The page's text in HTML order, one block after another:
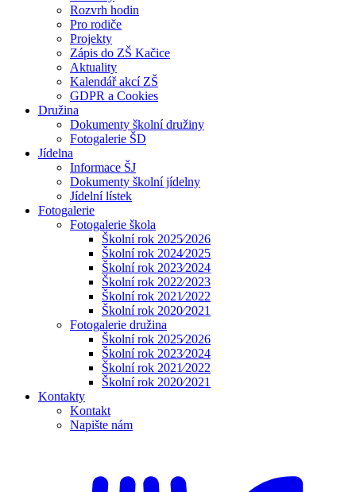
Rozvrh hodin
Pro rodiče
Projekty
Zápis do ZŠ Kačice
Aktuality
Kalendář akcí ZŠ
GDPR a Cookies
Družina
Dokumenty školní družiny
Fotogalerie ŠD
Jídelna
Informace ŠJ
Dokumenty školní jídelny
Jídelní lístek
Fotogalerie
Fotogalerie škola
Školní rok 2025⁄2026
Školní rok 2024⁄2025
Školní rok 2023⁄2024
Školní rok 2022⁄2023
Školní rok 2021⁄2022
Školní rok 2020⁄2021
Fotogalerie družina
Školní rok 2025⁄2026
Školní rok 2023⁄2024
Školní rok 2021⁄2022
Školní rok 2020⁄2021
Kontakty
Kontakt
Napište nám